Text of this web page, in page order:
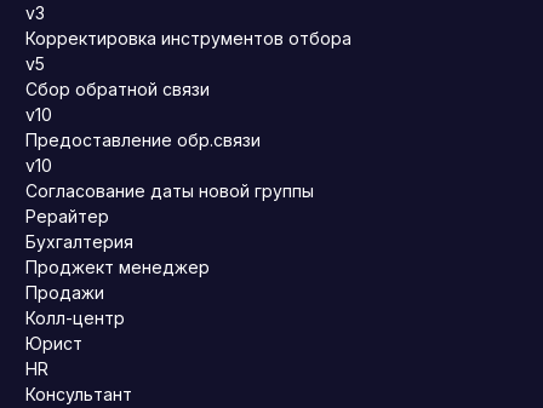
v3
Корректировка инструментов отбора
v5
Сбор обратной связи
v10
Предоставление обр.связи
v10
Согласование даты новой группы
Рерайтер
Бухгалтерия
Проджект менеджер
Продажи
Колл-центр
Юрист
HR
Консультант